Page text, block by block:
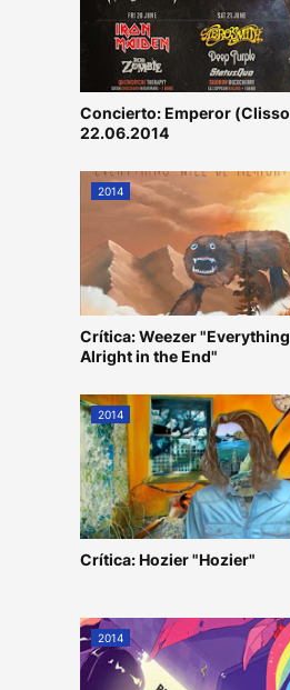
Concierto: Emperor
22.06.2014
2014
Crítica: Weezer
Alright in the End"
2014
Crítica: Hozier "Hozier"
2014